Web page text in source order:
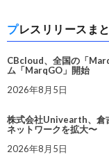
プレスリリースま
CBcloud、全国の「
ム「MarqGO」開始
2026年8月5日
株式会社Univearth、倉
ネットワークを拡大〜
2026年8月5日